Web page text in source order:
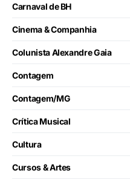
Carnaval de BH
Cinema & Companhia
Colunista Alexandre Gaia
Contagem
Contagem/MG
Crítica Musical
Cultura
Cursos & Artes